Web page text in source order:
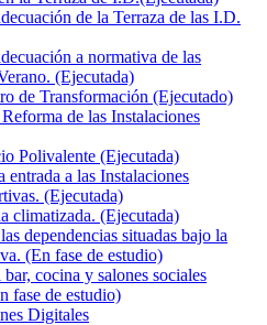
de la Terraza de las I.D.
a normativa de las
(Ejecutada)
de Transformación (Ejecutado)
de las Instalaciones
Polivalente (Ejecutada)
entrada a las Instalaciones
(Ejecutada)
climatizada. (Ejecutada)
dependencias situadas bajo la
(En fase de estudio)
cocina y salones sociales
fase de estudio)
Digitales